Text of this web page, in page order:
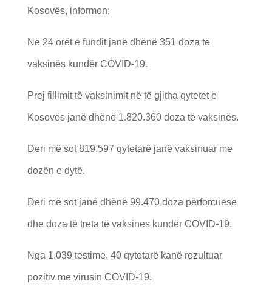
Kosovës, informon:
Në 24 orët e fundit janë dhënë 351 doza të
vaksinës kundër COVID-19.
Prej fillimit të vaksinimit në të gjitha qytetet e
Kosovës janë dhënë 1.820.360 doza të vaksinës.
Deri më sot 819.597 qytetarë janë vaksinuar me
dozën e dytë.
Deri më sot janë dhënë 99.470 doza përforcuese
dhe doza të treta të vaksines kundër COVID-19.
Nga 1.039 testime, 40 qytetarë kanë rezultuar
pozitiv me virusin COVID-19.